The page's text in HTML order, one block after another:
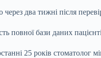
два тижні після
повної бази даних
25 років стоматолог